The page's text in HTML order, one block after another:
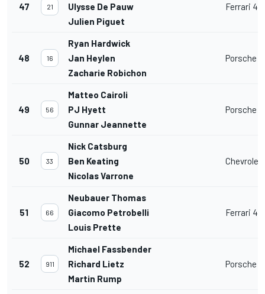
47 21
Ulysse De Pauw
Julien Piguet
Ferrari
48 16
Ryan Hardwick
Jan Heylen
Zacharie Robichon
Porsche
49 56
Matteo Cairoli
PJ Hyett
Gunnar Jeannette
Porsche
50 33
Nick Catsburg
Ben Keating
Nicolas Varrone
Chevrolet
51 66
Neubauer Thomas
Giacomo Petrobelli
Louis Prette
Ferrari
52 911
Michael Fassbender
Richard Lietz
Martin Rump
Porsche